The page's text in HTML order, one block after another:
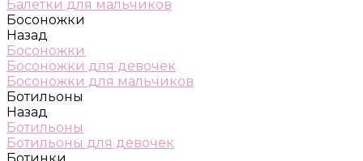
Балетки для мальчиков
Босоножки
Назад
Босоножки
Босоножки для девочек
Босоножки для мальчиков
Ботильоны
Назад
Ботильоны
Ботильоны для девочек